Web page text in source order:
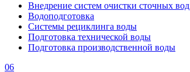
Внедрение систем очистки сточных вод
Водоподготовка
Системы рециклинга воды
Подготовка технической воды
Подготовка производственной воды
06